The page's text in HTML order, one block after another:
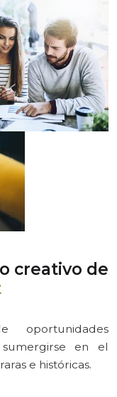
creativo de
oportunidades
en el
e históricas.